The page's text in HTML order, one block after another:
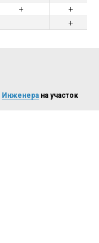
+
+
+
Инженера на участок